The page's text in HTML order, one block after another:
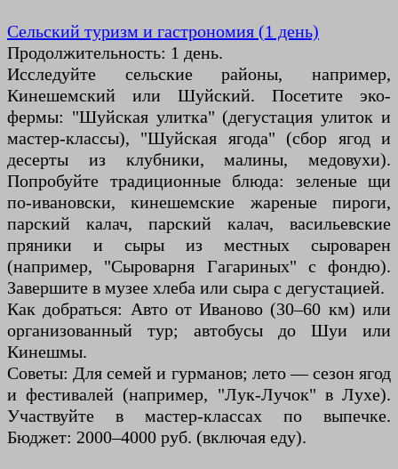
Сельский туризм и гастрономия (1 день)
Продолжительность: 1 день.
Исследуйте сельские районы, например,
Кинешемский или Шуйский. Посетите эко-
фермы: "Шуйская улитка" (дегустация улиток и
мастер-классы), "Шуйская ягода" (сбор ягод и
десерты из клубники, малины, медовухи).
Попробуйте традиционные блюда: зеленые щи
по-ивановски, кинешемские жареные пироги,
парский калач, парский калач, васильевские
пряники и сыры из местных сыроварен
(например, "Сыроварня Гагариных" с фондю).
Завершите в музее хлеба или сыра с дегустацией.
Как добраться: Авто от Иваново (30–60 км) или
организованный тур; автобусы до Шуи или
Кинешмы.
Советы: Для семей и гурманов; лето — сезон ягод
и фестивалей (например, "Лук-Лучок" в Лухе).
Участвуйте в мастер-классах по выпечке.
Бюджет: 2000–4000 руб. (включая еду).